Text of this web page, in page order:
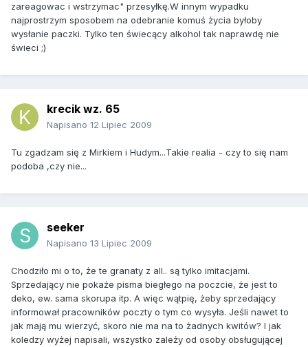
zareagowac i wstrzymac" przesyłkę.W innym wypadku
najprostrzym sposobem na odebranie komuś życia byłoby
wysłanie paczki. Tylko ten świecący alkohol tak naprawdę nie
świeci ;)
krecik wz. 65
Napisano 12 Lipiec 2009
Tu zgadzam się z Mirkiem i Hudym...Takie realia - czy to się nam
podoba ,czy nie...
seeker
Napisano 13 Lipiec 2009
Chodziło mi o to, że te granaty z all.. są tylko imitacjami.
Sprzedający nie pokaże pisma biegłego na poczcie, że jest to
deko, ew. sama skorupa itp. A więc wątpię, żeby sprzedający
informował pracowników poczty o tym co wysyła. Jeśli nawet to
jak mają mu wierzyć, skoro nie ma na to żadnych kwitów? I jak
koledzy wyżej napisali, wszystko zależy od osoby obsługującej